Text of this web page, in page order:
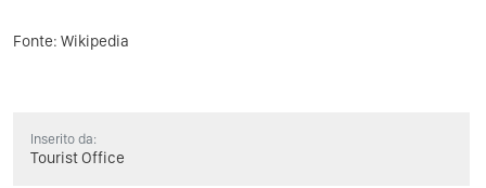
Fonte: Wikipedia
Inserito da:
Tourist Office